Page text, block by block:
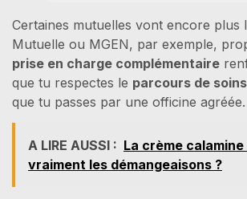
Certaines mutuelles vont encore plus
Mutuelle ou MGEN, par exemple,
prise en charge complémentaire
que tu respectes le parcours de
que tu passes par une officine agréée.
A LIRE AUSSI : La crème
vraiment les démangeaisons ?